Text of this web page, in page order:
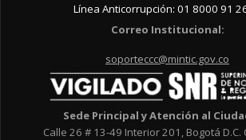
Línea Anticorrupción: 01 8000 91
Correo Institucional:
soporteccc@mintic.gov.co
Sede Principal y Atención al
Calle 26 # 13-49 Interior 201, Bogotá D.C.